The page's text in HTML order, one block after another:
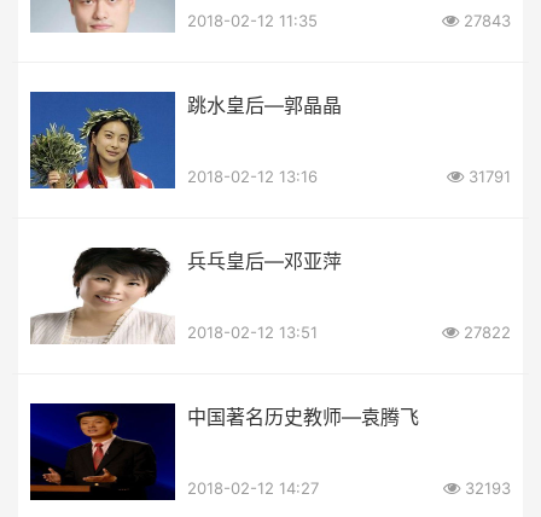
2018-02-12 11:35 27843
跳水皇后—郭晶晶
2018-02-12 13:16 31791
兵乓皇后—邓亚萍
2018-02-12 13:51 27822
中国著名历史教师—袁腾飞
2018-02-12 14:27 32193